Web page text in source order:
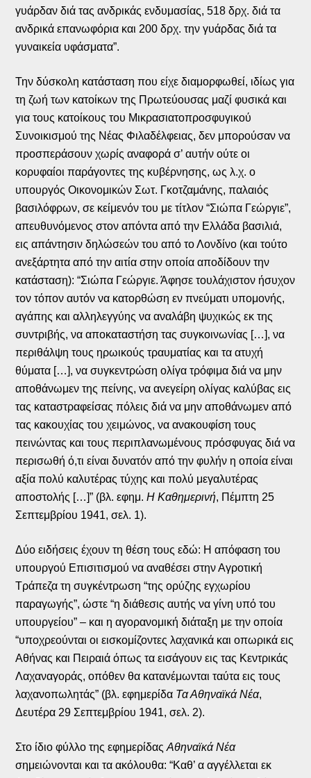
γυάρδαν διά τας ανδρικάς ενδυμασίας, 518 δρχ. διά τα
ανδρικά επανωφόρια και 200 δρχ. την γυάρδας διά τα
γυναικεία υφάσματα”.
Την δύσκολη κατάσταση που είχε διαμορφωθεί, ιδίως για
τη ζωή των κατοίκων της Πρωτεύουσας μαζί φυσικά και
για τους κατοίκους του Μικρασιατοπροσφυγικού
Συνοικισμού της Νέας Φιλαδέλφειας, δεν μπορούσαν να
προσπεράσουν χωρίς αναφορά σ’ αυτήν ούτε οι
κορυφαίοι παράγοντες της κυβέρνησης, ως λ.χ. ο
υπουργός Οικονομικών Σωτ. Γκοτζαμάνης, παλαιός
βασιλόφρων, σε κείμενόν του με τίτλον “Σιώπα Γεώργιε”,
απευθυνόμενος στον απόντα από την Ελλάδα βασιλιά,
εις απάντησιν δηλώσεών του από το Λονδίνο (και τούτο
ανεξάρτητα από την αιτία στην οποία αποδίδουν την
κατάσταση): “Σιώπα Γεώργιε. Άφησε τουλάχιστον ήσυχον
τον τόπον αυτόν να κατορθώση εν πνεύματι υπομονής,
αγάπης και αλληλεγγύης να αναλάβη ψυχικώς εκ της
συντριβής, να αποκαταστήση τας συγκοινωνίας […], να
περιθάλψη τους ηρωικούς τραυματίας και τα ατυχή
θύματα […], να συγκεντρώση ολίγα τρόφιμα διά να μην
αποθάνωμεν της πείνης, να ανεγείρη ολίγας καλύβας εις
τας καταστραφείσας πόλεις διά να μην αποθάνωμεν από
τας κακουχίας του χειμώνος, να ανακουφίση τους
πεινώντας και τους περιπλανωμένους πρόσφυγας διά να
περισωθή ό,τι είναι δυνατόν από την φυλήν η οποία είναι
αξία πολύ καλυτέρας τύχης και πολύ μεγαλυτέρας
αποστολής […]” (βλ. εφημ.Η Καθημερινή, Πέμπτη 25
Σεπτεμβρίου 1941, σελ. 1).
Δύο ειδήσεις έχουν τη θέση τους εδώ: Η απόφαση του
υπουργού Επισιτισμού να αναθέσει στην Αγροτική
Τράπεζα τη συγκέντρωση “της ορύζης εγχωρίου
παραγωγής”, ώστε “η διάθεσις αυτής να γίνη υπό του
υπουργείου” – και η αγορανομική διάταξη με την οποία
“υποχρεούνται οι εισκομίζοντες λαχανικά και οπωρικά εις
Αθήνας και Πειραιά όπως τα εισάγουν εις τας Κεντρικάς
Λαχαναγοράς, οπόθεν θα κατανέμωνται ταύτα εις τους
λαχανοπωλητάς” (βλ. εφημερίδα Τα Αθηναϊκά Νέα,
Δευτέρα 29 Σεπτεμβρίου 1941, σελ. 2).
Στο ίδιο φύλλο της εφημερίδαςΑθηναϊκά Νέα
σημειώνονται και τα ακόλουθα: “Καθ’ α αγγέλλεται εκ